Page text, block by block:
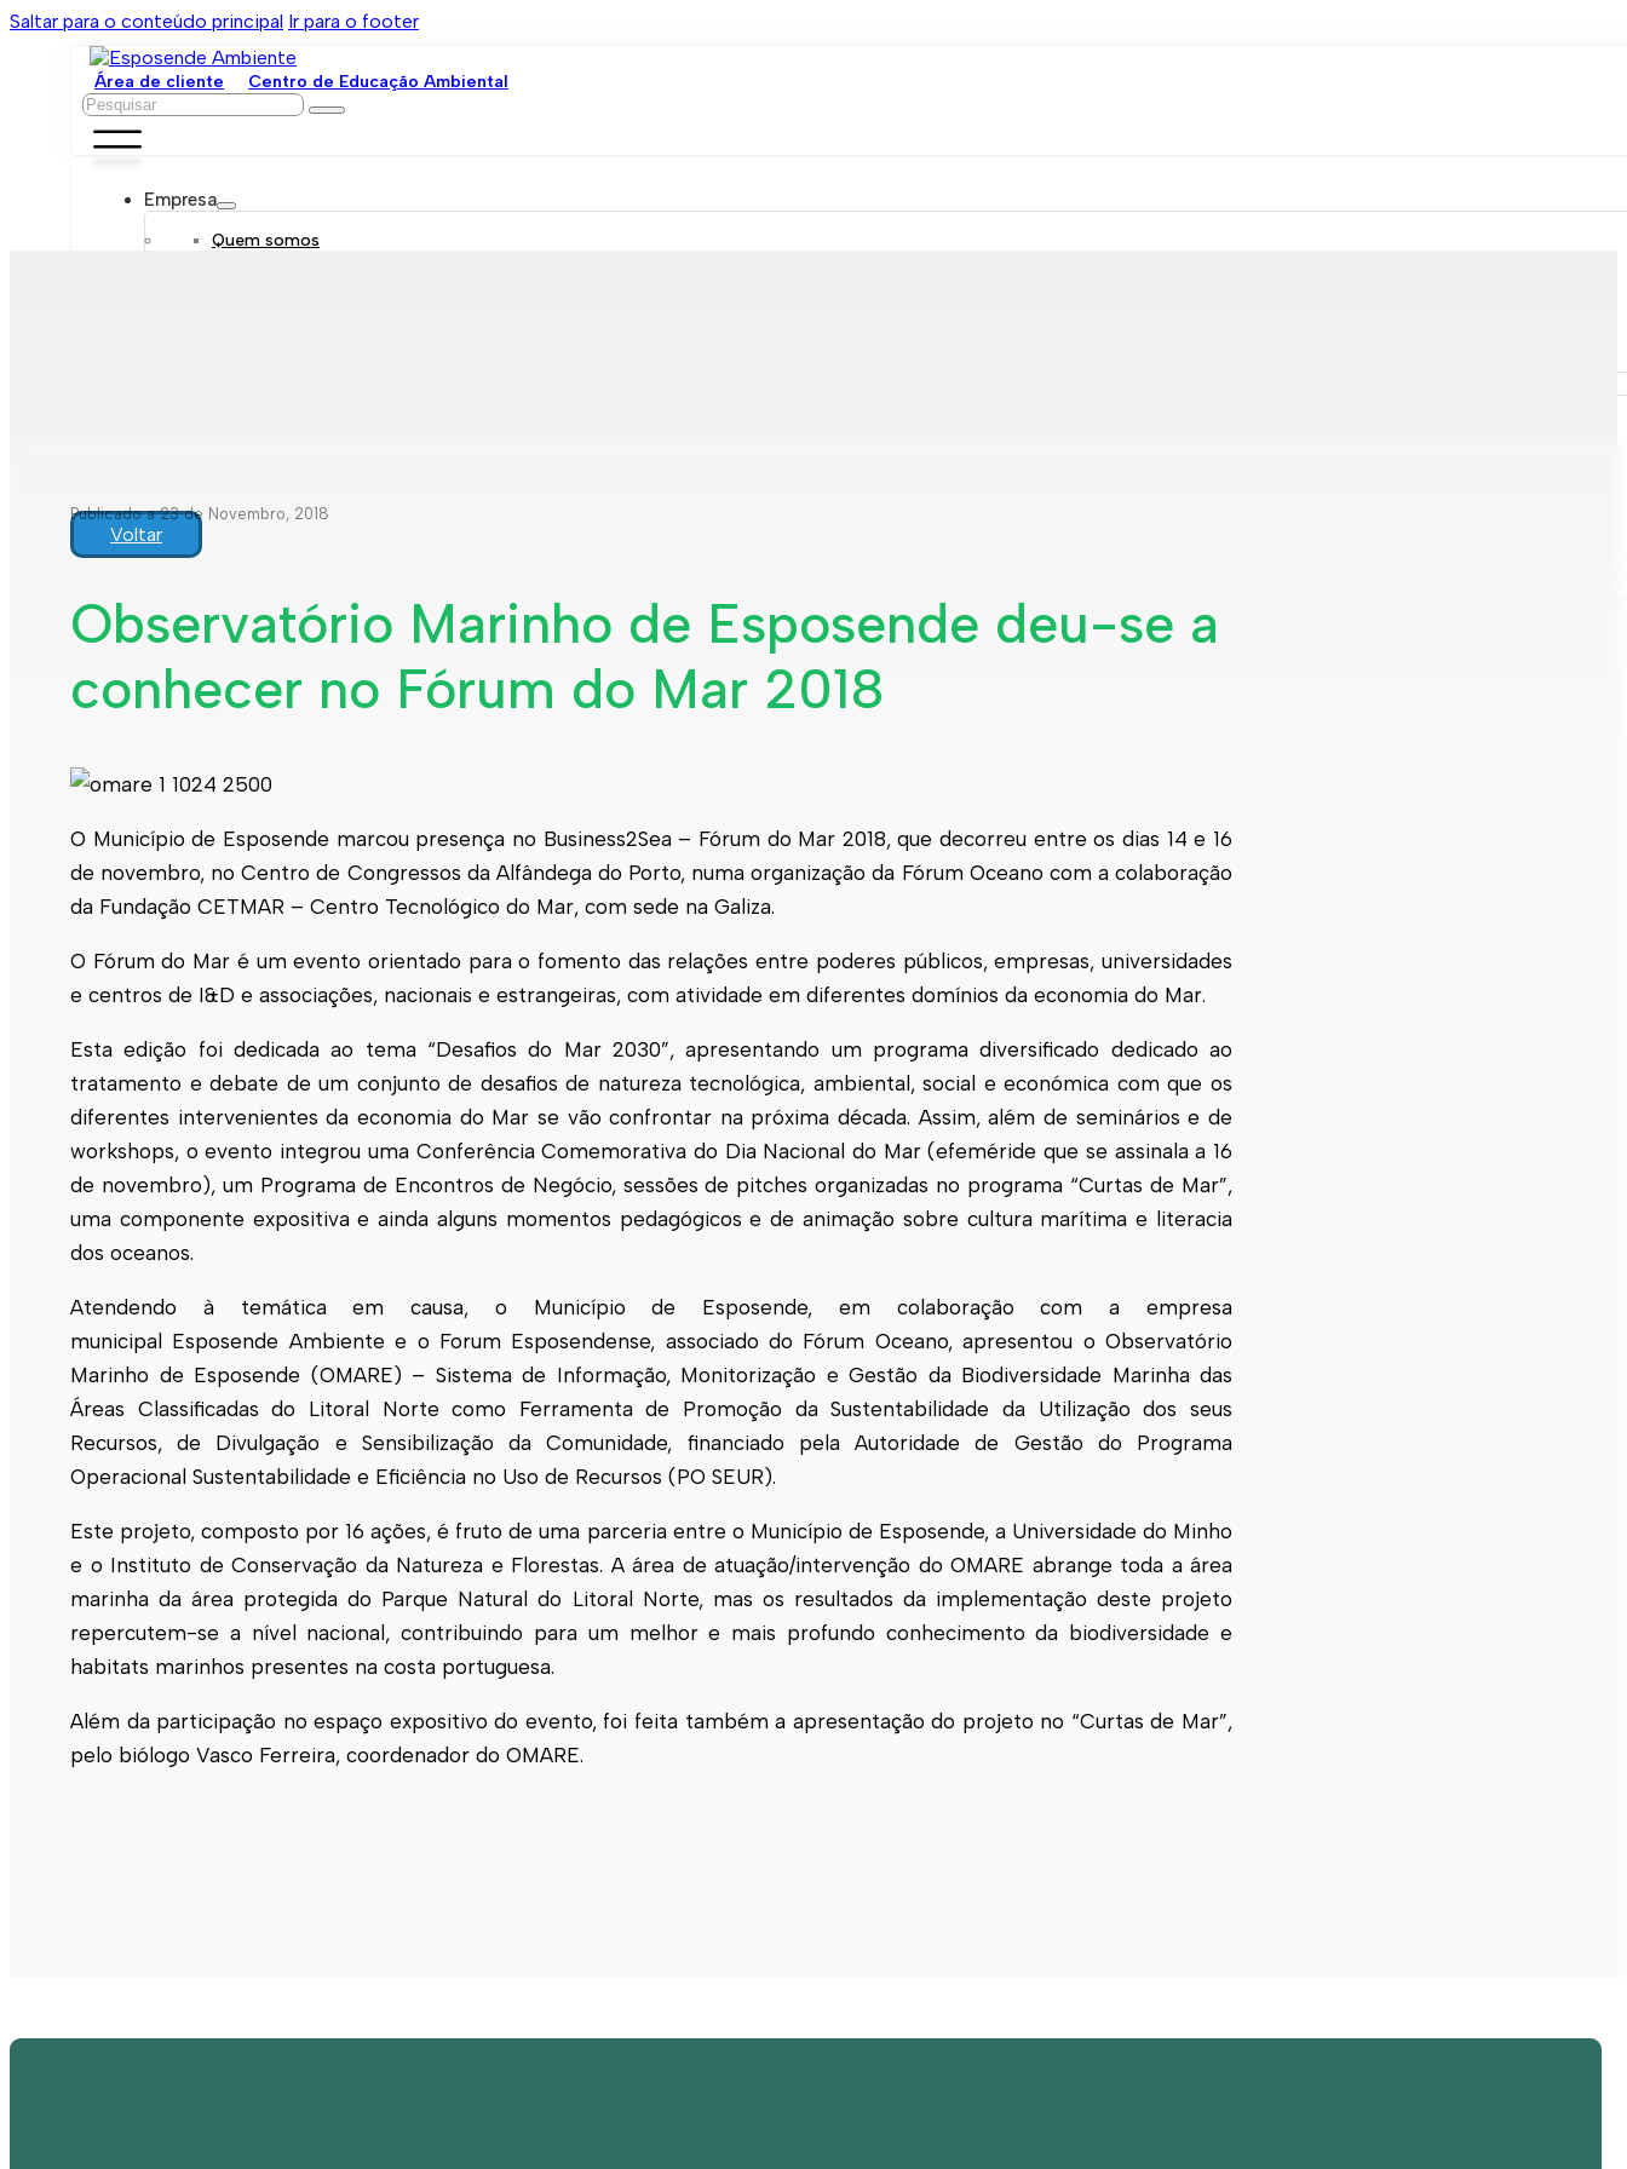
Saltar para o conteúdo principal Ir para o footer
Área de cliente Centro de Educação Ambiental
Pesquisar
Empresa
Quem somos
Recolha de resíduos
Comunicação de leituras
Rede de abastecimento de água
Rede de águas residuais
Limpeza urbana
Gestão de resíduos
Empreitadas
Fontanários
Indicadores ERSAR
Qualidade da água
Contactos
Publicado a 23 de Novembro, 2018
Voltar
Observatório Marinho de Esposende deu-se a
conhecer no Fórum do Mar 2018
O Município de Esposende marcou presença no Business2Sea – Fórum do Mar 2018, que decorreu entre os dias 14 e 16
de novembro, no Centro de Congressos da Alfândega do Porto, numa organização da Fórum Oceano com a colaboração
da Fundação CETMAR – Centro Tecnológico do Mar, com sede na Galiza.
O Fórum do Mar é um evento orientado para o fomento das relações entre poderes públicos, empresas, universidades
e centros de I&D e associações, nacionais e estrangeiras, com atividade em diferentes domínios da economia do Mar.
Esta edição foi dedicada ao tema “Desafios do Mar 2030”, apresentando um programa diversificado dedicado ao
tratamento e debate de um conjunto de desafios de natureza tecnológica, ambiental, social e económica com que os
diferentes intervenientes da economia do Mar se vão confrontar na próxima década. Assim, além de seminários e de
workshops, o evento integrou uma Conferência Comemorativa do Dia Nacional do Mar (efeméride que se assinala a 16
de novembro), um Programa de Encontros de Negócio, sessões de pitches organizadas no programa “Curtas de Mar”,
uma componente expositiva e ainda alguns momentos pedagógicos e de animação sobre cultura marítima e literacia
dos oceanos.
Atendendo à temática em causa, o Município de Esposende, em colaboração com a empresa
municipal Esposende Ambiente e o Forum Esposendense, associado do Fórum Oceano, apresentou o Observatório
Marinho de Esposende (OMARE) – Sistema de Informação, Monitorização e Gestão da Biodiversidade Marinha das
Áreas Classificadas do Litoral Norte como Ferramenta de Promoção da Sustentabilidade da Utilização dos seus
Recursos, de Divulgação e Sensibilização da Comunidade, financiado pela Autoridade de Gestão do Programa
Operacional Sustentabilidade e Eficiência no Uso de Recursos (PO SEUR).
Este projeto, composto por 16 ações, é fruto de uma parceria entre o Município de Esposende, a Universidade do Minho
e o Instituto de Conservação da Natureza e Florestas. A área de atuação/intervenção do OMARE abrange toda a área
marinha da área protegida do Parque Natural do Litoral Norte, mas os resultados da implementação deste projeto
repercutem-se a nível nacional, contribuindo para um melhor e mais profundo conhecimento da biodiversidade e
habitats marinhos presentes na costa portuguesa.
Além da participação no espaço expositivo do evento, foi feita também a apresentação do projeto no “Curtas de Mar”,
pelo biólogo Vasco Ferreira, coordenador do OMARE.